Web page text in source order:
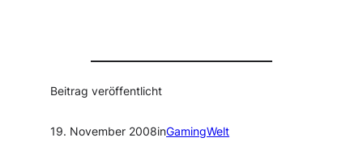
Beitrag veröffentlicht
19. November 2008inGamingWelt